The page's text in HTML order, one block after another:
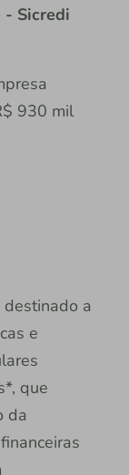
- Sicredi
930 mil
a
e
que
da